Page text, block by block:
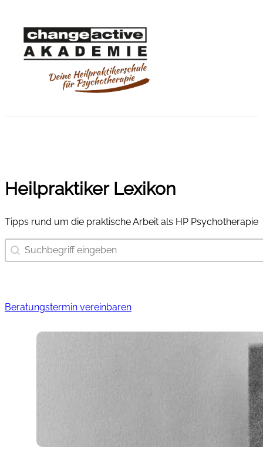
Heilpraktiker Lexikon
Tipps rund um die praktische Arbeit als HP Psychotherapie
Suchbegriff eingeben
Beratungstermin vereinbaren